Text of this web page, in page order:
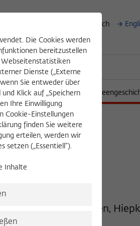
Deutsch
Jahrbuch Zeitschrift für
Berlin
Kittsteiner, Lethen,
Die Cookies werden
bereitzustellen
Webseitenstatistiken
Dienste („Externe
Sie entweder über
Klick auf „Speichern
Ihre Einwilligung
Cookie-Einstellungen
finden Sie weitere
erteilen, werden wir
setzen („Essentiell“).
Inhalte